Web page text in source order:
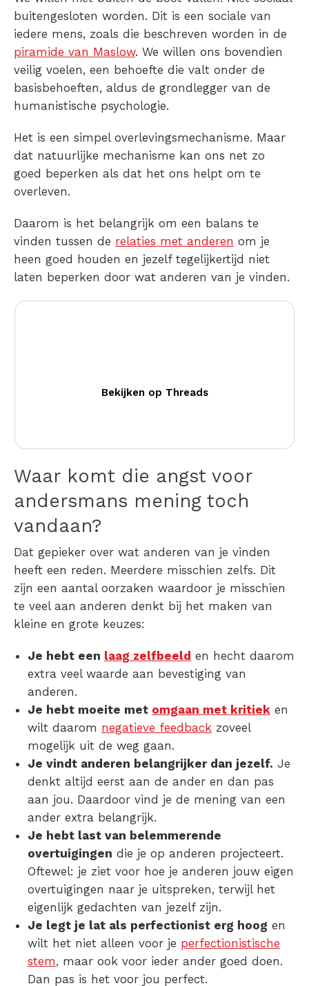
buitengesloten worden. Dit is een sociale van
iedere mens, zoals die beschreven worden in de
piramide van Maslow. We willen ons bovendien
veilig voelen, een behoefte die valt onder de
basisbehoeften, aldus de grondlegger van de
humanistische psychologie.
Het is een simpel overlevingsmechanisme. Maar
dat natuurlijke mechanisme kan ons net zo
goed beperken als dat het ons helpt om te
overleven.
Daarom is het belangrijk om een balans te
vinden tussen de relaties met anderen om je
heen goed houden en jezelf tegelijkertijd niet
laten beperken door wat anderen van je vinden.
Bekijken op Threads
Waar komt die angst voor
andersmans mening toch
vandaan?
Dat gepieker over wat anderen van je vinden
heeft een reden. Meerdere misschien zelfs. Dit
zijn een aantal oorzaken waardoor je misschien
te veel aan anderen denkt bij het maken van
kleine en grote keuzes:
Je hebt een laag zelfbeeld en hecht daarom
extra veel waarde aan bevestiging van
anderen.
Je hebt moeite met omgaan met kritiek en
wilt daarom negatieve feedback zoveel
mogelijk uit de weg gaan.
Je vindt anderen belangrijker dan jezelf. Je
denkt altijd eerst aan de ander en dan pas
aan jou. Daardoor vind je de mening van een
ander extra belangrijk.
Je hebt last van belemmerende
overtuigingen die je op anderen projecteert.
Oftewel: je ziet voor hoe je anderen jouw eigen
overtuigingen naar je uitspreken, terwijl het
eigenlijk gedachten van jezelf zijn.
Je legt je lat als perfectionist erg hoog en
wilt het niet alleen voor je perfectionistische
stem, maar ook voor ieder ander goed doen.
Dan pas is het voor jou perfect.